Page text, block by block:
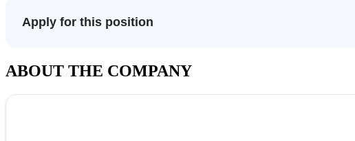
Apply for this position
ABOUT THE COMPANY